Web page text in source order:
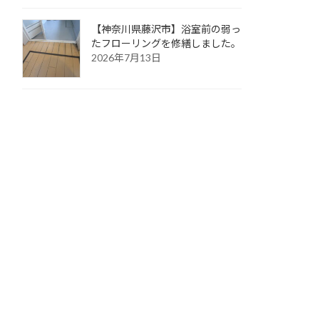
【神奈川県藤沢市】浴室前の弱っ
たフローリングを修繕しました。
2026年7月13日